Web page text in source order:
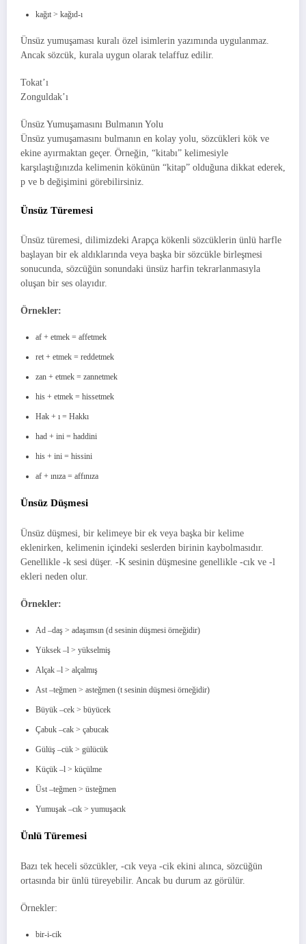
kağıt > kağıd-ı
Ünsüz yumuşaması kuralı özel isimlerin yazımında uygulanmaz.
Ancak sözcük, kurala uygun olarak telaffuz edilir.
Tokat’ı
Zonguldak’ı
Ünsüz Yumuşamasını Bulmanın Yolu
Ünsüz yumuşamasını bulmanın en kolay yolu, sözcükleri kök ve
ekine ayırmaktan geçer. Örneğin, “kitabı” kelimesiyle
karşılaştığınızda kelimenin kökünün “kitap” olduğuna dikkat ederek,
p ve b değişimini görebilirsiniz.
Ünsüz Türemesi
Ünsüz türemesi, dilimizdeki Arapça kökenli sözcüklerin ünlü harfle
başlayan bir ek aldıklarında veya başka bir sözcükle birleşmesi
sonucunda, sözcüğün sonundaki ünsüz harfin tekrarlanmasıyla
oluşan bir ses olayıdır.
Örnekler:
af + etmek = affetmek
ret + etmek = reddetmek
zan + etmek = zannetmek
his + etmek = hissetmek
Hak + ı = Hakkı
had + ini = haddini
his + ini = hissini
af + ınıza = affınıza
Ünsüz Düşmesi
Ünsüz düşmesi, bir kelimeye bir ek veya başka bir kelime
eklenirken, kelimenin içindeki seslerden birinin kaybolmasıdır.
Genellikle -k sesi düşer. -K sesinin düşmesine genellikle -cık ve -l
ekleri neden olur.
Örnekler:
Ad –daş > adaşımsın (d sesinin düşmesi örneğidir)
Yüksek –l > yükselmiş
Alçak –l > alçalmış
Ast –teğmen > asteğmen (t sesinin düşmesi örneğidir)
Büyük –cek > büyücek
Çabuk –cak > çabucak
Gülüş –cük > gülücük
Küçük –l > küçülme
Üst –teğmen > üsteğmen
Yumuşak –cık > yumuşacık
Ünlü Türemesi
Bazı tek heceli sözcükler, -cık veya -cik ekini alınca, sözcüğün
ortasında bir ünlü türeyebilir. Ancak bu durum az görülür.
Örnekler:
bir-i-cik